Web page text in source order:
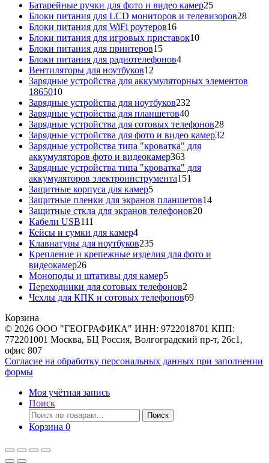
товара
Батарейные ручки для фото и видео камер2525
товаров
Блоки питания для LCD мониторов и телевизоров2828
Блоки питания для WiFi роутеров1616
товаров
Блоки питания для игровых приставок1010
Блоки питания для принтеров1515
товаров
Блоки питания для радиотелефонов44
Вентиляторы для ноутбуков12
товаров
Зарядные устройства для аккумуляторных элементов
186501010
товаров
Зарядные устройства для ноутбуков232
Зарядные устройства для планшетов4040
товаров
Зарядные устройства для сотовых телефонов2828
товаров
Зарядные устройства для фото и видео камер32
Зарядные устройства типа "кроватка" для
аккумуляторов фото и видеокамер363363
товара
Зарядные устройства типа "кроватка" для
аккумуляторов электроинструмента151
Защитные корпуса для камер55
товаров
Защитные пленки для экранов планшетов1414
Защитные сткла для экранов телефонов2020
Кабели USB111
товаров
Кейсы и сумки для камер44
товара
Клавиатуры для ноутбуков235235
товаров
Крепление и крепежные изделия для фото и
видеокамер2626
товаров
Моноподы и штативы для камер55
товаров
Переходники для сотовых телефонов2
товара
Чехлы для КПК и сотовых телефонов6969
Корзина
© 2026 ООО "ГЕОГРАФИКА" ИНН: 9722018701 КПП:
772201001 Москва, БЦ Россия, Волгоградский пр-т, 26с1,
офис 807
Согласие на обработку персональных данных при заполнении
формы
Моя учётная запись
Поиск
Искать:
Поиск
Корзина 0